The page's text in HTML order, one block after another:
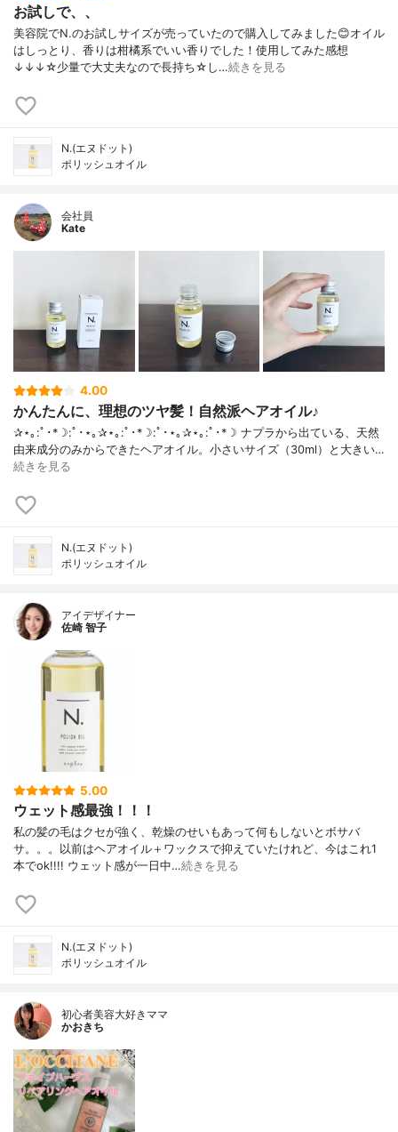
お試しで、、
美容院でN.のお試しサイズが売っていたので購入してみました😊オイル
はしっとり、香りは柑橘系でいい香りでした！使用してみた感想
↓↓↓☆少量で大丈夫なので長持ち☆し…続きを見る
N.(エヌドット)
ポリッシュオイル
会社員
Kate
4.00
かんたんに、理想のツヤ髪！自然派ヘアオイル♪
✰⋆｡:ﾟ･*☽:ﾟ･⋆｡✰⋆｡:ﾟ･*☽:ﾟ･⋆｡✰⋆｡:ﾟ･*☽ ナプラから出ている、天然
由来成分のみからできたヘアオイル。小さいサイズ（30ml）と大きい…
続きを見る
N.(エヌドット)
ポリッシュオイル
アイデザイナー
佐崎 智子
5.00
ウェット感最強！！！
私の髪の毛はクセが強く、乾燥のせいもあって何もしないとボサバ
サ。。。以前はヘアオイル＋ワックスで抑えていたけれど、今はこれ1
本でok!!!! ウェット感が一日中…続きを見る
N.(エヌドット)
ポリッシュオイル
初心者美容大好きママ
かおきち